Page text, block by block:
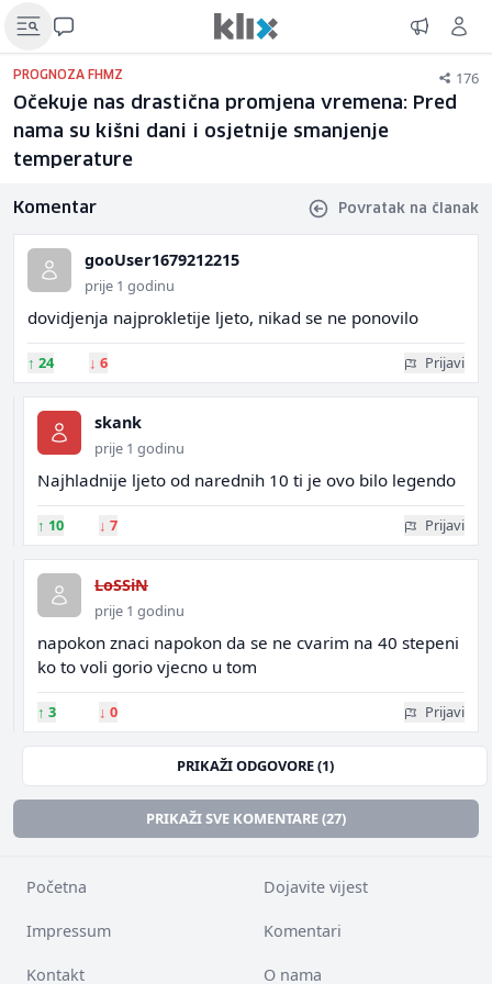
PROGNOZA FHMZ 176
Očekuje nas drastična promjena vremena: Pred
nama su kišni dani i osjetnije smanjenje
temperature
Komentar Povratak na članak
gooUser1679212215
prije 1 godinu
dovidjenja najprokletije ljeto, nikad se ne ponovilo
↑ 24 ↓ 6 Prijavi
skank
prije 1 godinu
Najhladnije ljeto od narednih 10 ti je ovo bilo legendo
↑ 10 ↓ 7 Prijavi
LoSSiN
prije 1 godinu
napokon znaci napokon da se ne cvarim na 40 stepeni
ko to voli gorio vjecno u tom
↑ 3 ↓ 0 Prijavi
PRIKAŽI ODGOVORE (1)
PRIKAŽI SVE KOMENTARE (27)
Početna Dojavite vijest
Impressum Komentari
Kontakt O nama